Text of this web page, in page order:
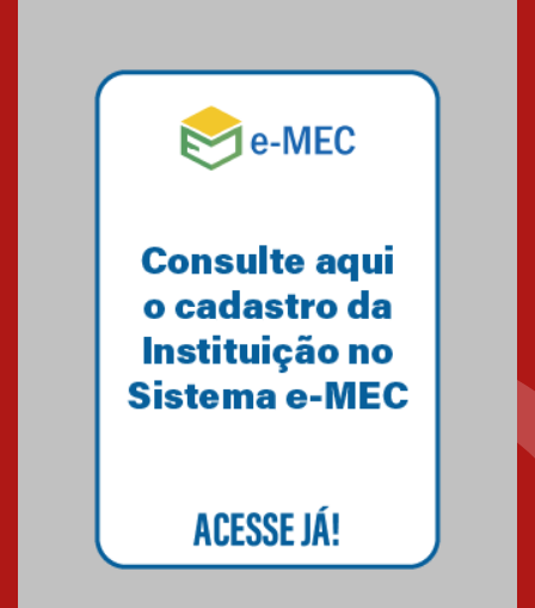
Professora do Mackenzie é
finalista do Prêmio Jabuti com
obra sobre ética e arquitetura
contemporânea
Semana Internacional
Mackenzie promove parcerias
internacionais
03.08.2026
03.08.2026